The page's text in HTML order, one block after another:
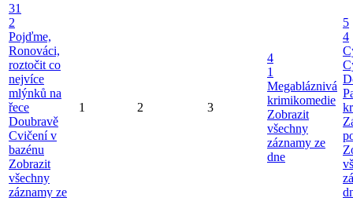
31
2
Pojďme,
Ronováci,
roztočit co
nejvíce
mlýnků na
řece
Doubravě
Cvičení v
bazénu
Zobrazit
všechny
záznamy ze
1 2 3
4
1
Megabláznivá
krimikomedie
Zobrazit
všechny
záznamy ze
dne
5
4